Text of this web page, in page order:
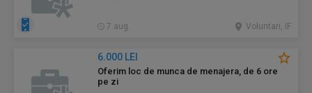
7 aug. Voluntari, IF
6.000 LEI
Oferim loc de munca de menajera, de 6 ore
pe zi